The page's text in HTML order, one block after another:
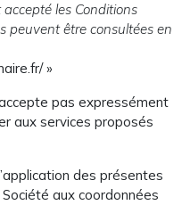
les Conditions
peuvent être consultées en
»
pas expressément
aux services proposés
des présentes
aux coordonnées